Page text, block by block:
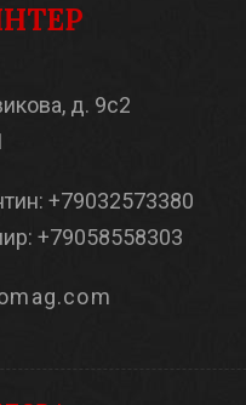
д. 9с2
+79032573380
+79058558303